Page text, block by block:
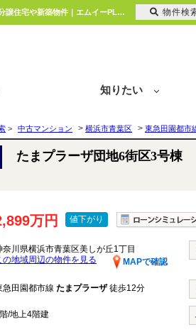
たまプラーザ団地6街区3号棟 神奈川県横浜市青葉区美しが丘1丁目｜2,899万円の中古マンション｜分譲住宅や新築物件｜エムイーPLUS横浜
知りたい
> 中古マンション > 横浜市青葉区 > 東急田園都市
たまプラーザ団地6街区3号棟
万円 値下がり
奈川県横浜市青葉区美しが丘1丁目
MAPで確認
の地域周辺の物件を見る
急田園都市線 たまプラーザ徒歩12分
/地上4階建
物件検